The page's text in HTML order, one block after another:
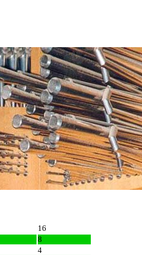
16
8
4